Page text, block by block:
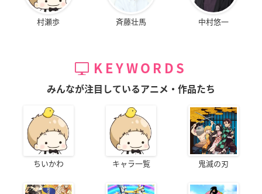
村瀬歩 斉藤壮馬 中村悠一
KEYWORDS
みんなが注目しているアニメ・作品たち
ちいかわ キャラ一覧 鬼滅の刃